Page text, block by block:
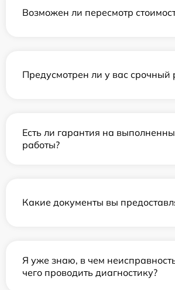
Возможен ли пересмотр
Предусмотрен ли у вас срочный
Есть ли гарантия на
работы?
Какие документы вы
Я уже знаю, в чем
чего проводить диагностику?